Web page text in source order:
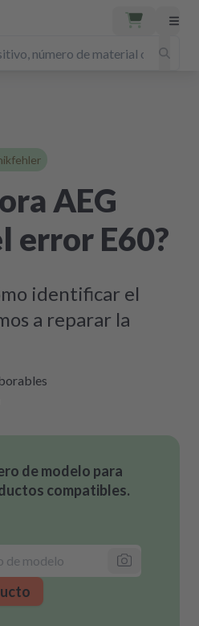
AEG
error E60?
identificar el
a reparar la
de modelo para
compatibles.